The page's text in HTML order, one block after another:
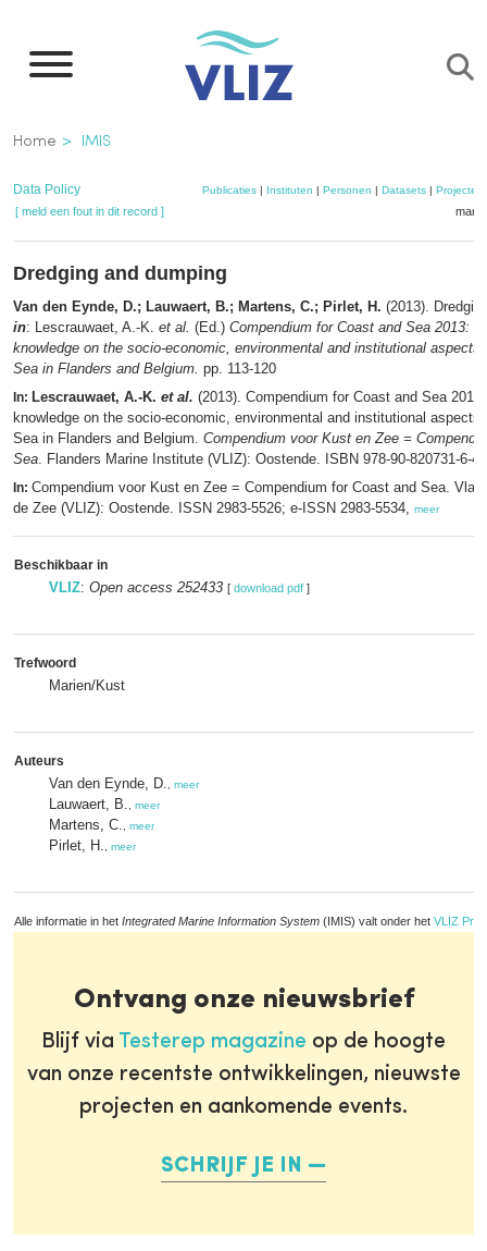
naar
inhoud
gaan
Kruimelpad
Home IMIS
Data Policy Publicaties| Instituten | Personen | Datasets| Projecten
[ meld een fout in dit record ]
Dredging and dumping
Van den Eynde, D.; Lauwaert, B.; Martens, C.; Pirlet, H. (2013).
in: Lescrauwaet, A.-K. et al. (Ed.) Compendium for Coast and Sea 2013:
knowledge on the socio-economic, environmental and institutional aspects
Sea in Flanders and Belgium. pp. 113-120
In: Lescrauwaet, A.-K. et al. (2013). Compendium for Coast and Sea
knowledge on the socio-economic, environmental and institutional aspects
Sea in Flanders and Belgium. Compendium voor Kust en Zee =
Sea. Flanders Marine Institute (VLIZ): Oostende. ISBN 978-90-820731-6-
In: Compendium voor Kust en Zee = Compendium for Coast and Sea.
de Zee (VLIZ): Oostende. ISSN 2983-5526; e-ISSN 2983-5534, meer
Beschikbaar in
VLIZ: Open access 252433 [ download pdf ]
Trefwoord
Marien/Kust
Auteurs
Van den Eynde, D. meer
Lauwaert, B. meer
Martens, C. meer
Pirlet, H. meer
Alle informatie in het Integrated Marine Information System (IMIS) valt onder het VLIZ
Ontvang onze nieuwsbrief
Blijf via Testerep magazine op de hoogte
van onze recentste ontwikkelingen, nieuwste
projecten en aankomende events.
SCHRIJF JE IN